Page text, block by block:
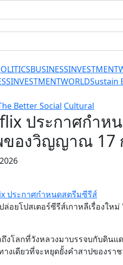
BUSINESSINVESTMENT
INVESTMENTWORLDSustain
Better Social Cultural
ประกาศกำห
องวิญญาณ 17
ล่อยโปสเตอร์ซีรีส์เกาหลีเรื่องให
ถึงโลกที่วังหลวงมาบรรจบกับดิน
งเดียวที่จะหยุดยั้งคำสาปของรา